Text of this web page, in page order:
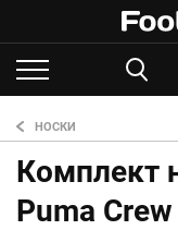
НОСКИ
Комплект
Puma